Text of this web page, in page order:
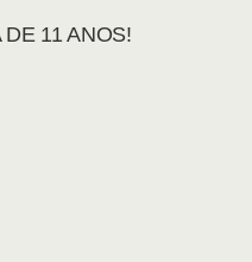
11 ANOS!